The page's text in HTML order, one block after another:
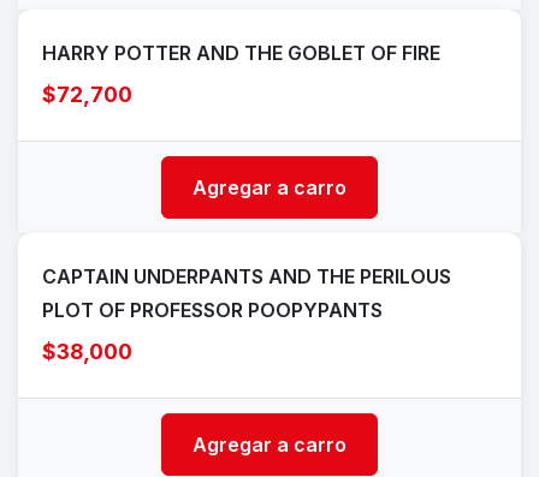
HARRY POTTER AND THE GOBLET OF FIRE
$72,700
Agregar a carro
CAPTAIN UNDERPANTS AND THE PERILOUS
PLOT OF PROFESSOR POOPYPANTS
$38,000
Agregar a carro